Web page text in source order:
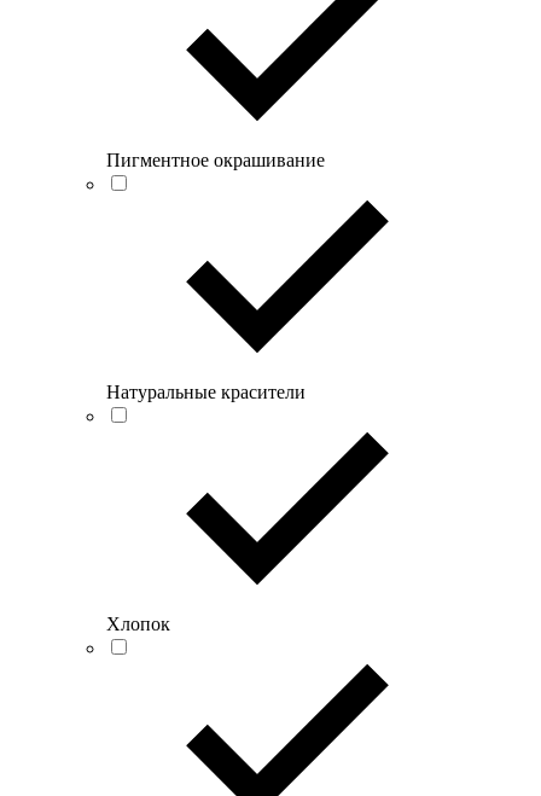
Пигментное окрашивание
Натуральные красители
Хлопок